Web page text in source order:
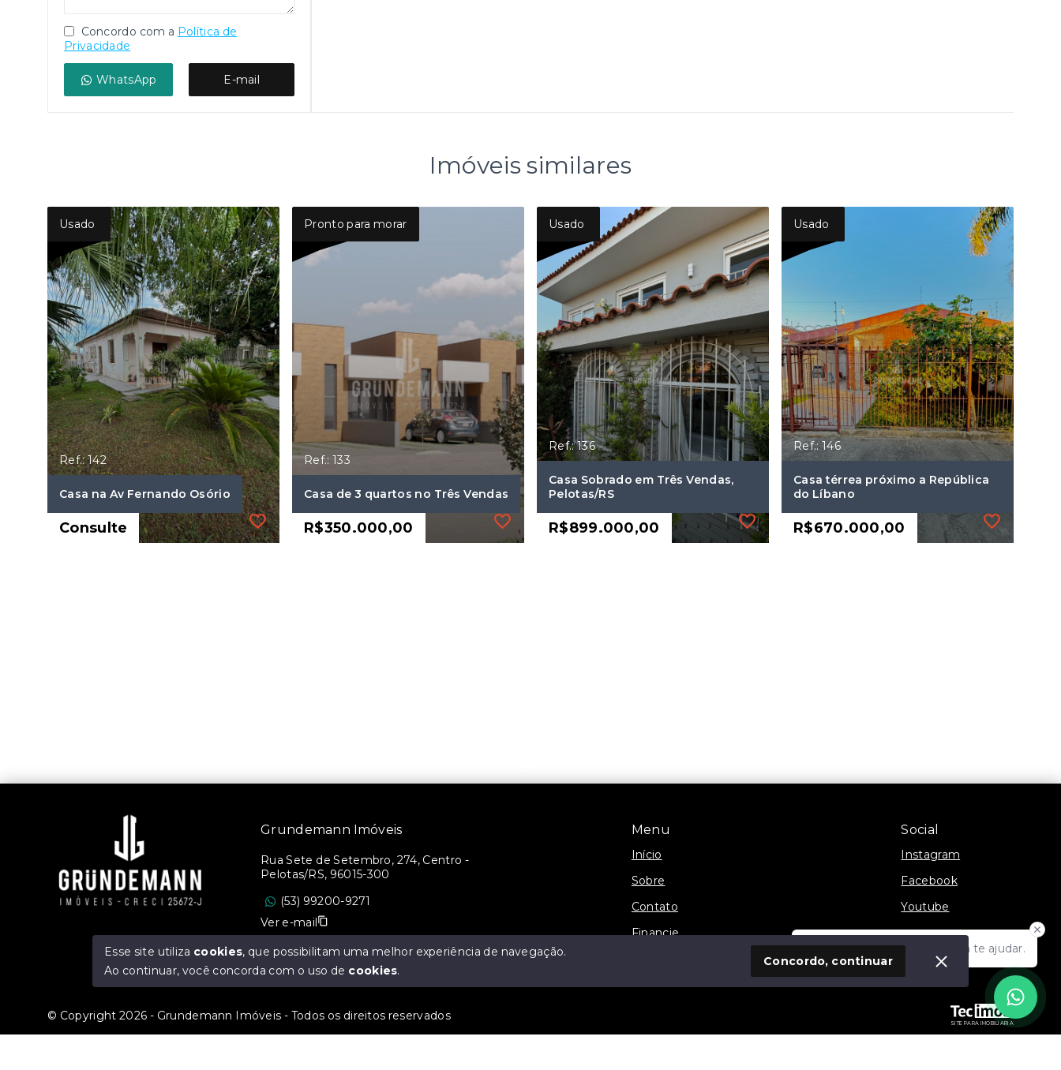
Concordo com a Política de
Privacidade
WhatsApp E-mail
Imóveis similares
Usado
Ref.: 142
Casa na Av Fernando Osório
Consulte
Pronto para morar
Ref.: 133
Casa de 3 quartos no Três Vendas
R$350.000,00
Usado
Ref.: 136
Casa Sobrado em Três Vendas,
Pelotas/RS
R$899.000,00
Usado
Ref.: 146
Casa térrea próximo a República
do Líbano
R$670.000,00
Olá! Estamos disponíveis para te ajudar.
Menu
Início
Sobre
Contato
Financie
Social
Instagram
Facebook
Youtube
SITE PARA IMOBILIARIA
Grundemann Imóveis
Rua Sete de Setembro, 274, Centro -
Pelotas/RS, 96015-300
(53) 99200-9271
Ver e-mail
© Copyright 2026 - Grundemann Imóveis - Todos os direitos reservados
Esse site utiliza cookies, que possibilitam uma melhor experiência de navegação.
Ao continuar, você concorda com o uso de cookies.
Concordo, continuar